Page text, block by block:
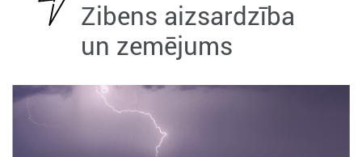
Zibens aizsardzība
un zemējums